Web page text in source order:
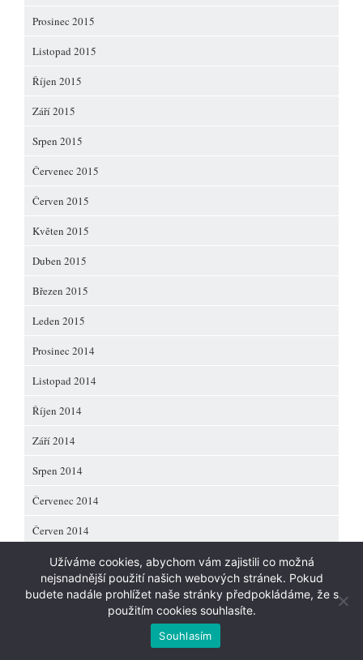
Prosinec 2015
Listopad 2015
Říjen 2015
Září 2015
Srpen 2015
Červenec 2015
Červen 2015
Květen 2015
Duben 2015
Březen 2015
Leden 2015
Prosinec 2014
Listopad 2014
Říjen 2014
Září 2014
Srpen 2014
Červenec 2014
Červen 2014
Duben 2014
Copyright 2013 Quarterand Jana-Mei
Užíváme cookies, abychom vám zajistili co možná
nejsnadnější použití našich webových stránek. Pokud
budete nadále prohlížet naše stránky předpokládáme, že s
použitím cookies souhlasíte.
Souhlasím